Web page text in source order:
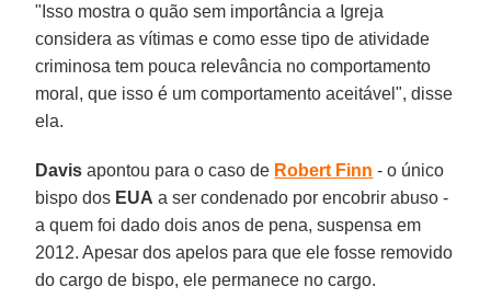
"Isso mostra o quão sem importância a Igreja
considera as vítimas e como esse tipo de atividade
criminosa tem pouca relevância no comportamento
moral, que isso é um comportamento aceitável", disse
ela.
Davis apontou para o caso de Robert Finn - o único
bispo dos EUA a ser condenado por encobrir abuso -
a quem foi dado dois anos de pena, suspensa em
2012. Apesar dos apelos para que ele fosse removido
do cargo de bispo, ele permanece no cargo.